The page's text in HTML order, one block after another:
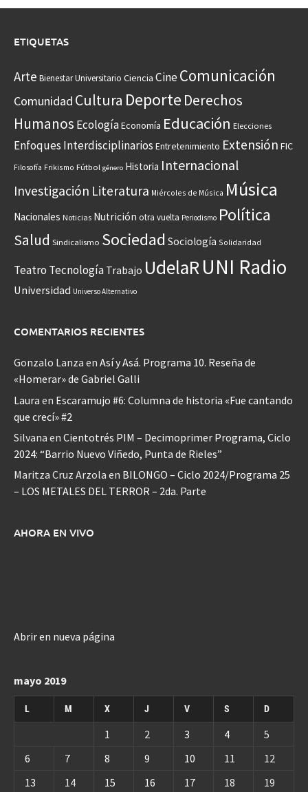
ETIQUETAS
Arte Bienestar Universitario Ciencia CineComunicación
Comunidad Cultura Deporte Derechos
Humanos EcologíaEconomía Educación Elecciones
Enfoques Interdisciplinarios Entretenimiento Extensión FIC
Filosofía Frikismo Fútbol género Historia Internacional
Investigación Literatura Miércoles de Música Música
Nacionales Noticias Nutrición otra vuelta Periodismo Política
Salud Sindicalismo Sociedad Sociología Solidaridad
Teatro Tecnología Trabajo UdelaRUNI Radio
Universidad Universo Alternativo
COMENTARIOS RECIENTES
Gonzalo Lanza en Así y Asá. Programa 10. Reseña de
«Homerar» de Gabriel Galli
Laura en Escaramujo #6: Columna de historia «Fue cantando
que crecí» #2
Silvana en Cientotrés PIM – Decimoprimer Programa, Ciclo
2024: “Barrio Nuevo Viñedo, Punta de Rieles”
Maritza Cruz Arzola en BILONGO – Ciclo 2024/Programa 25
– LOS METALES DEL TERROR – 2da. Parte
AHORA EN VIVO
Abrir en nueva página
mayo 2019
L M X J V S D
1 2 3 4
5
6
7 8 9 10 11
12
13
14 15 16 17 18 19